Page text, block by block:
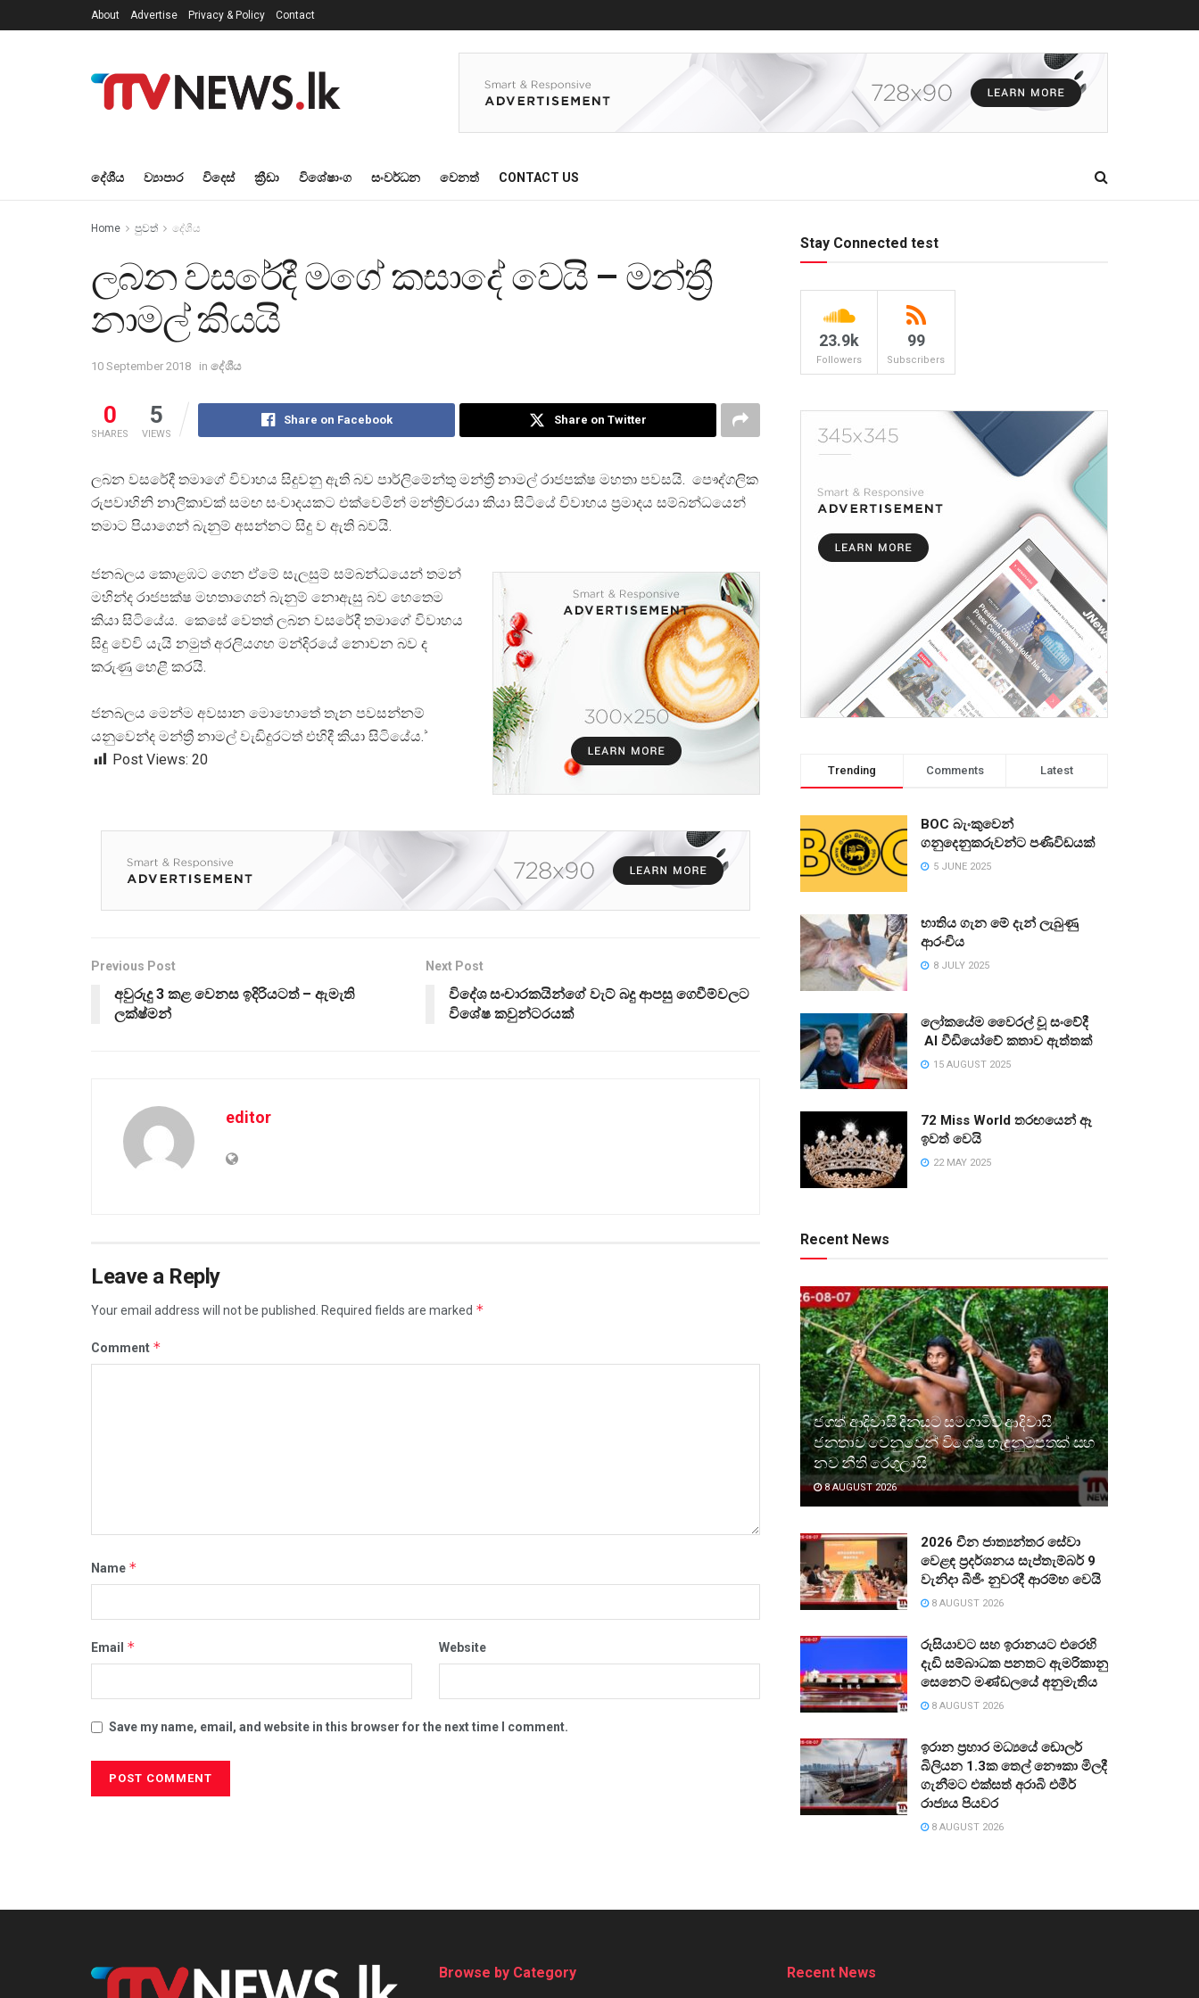
About Advertise Privacy & Policy Contact
දේශීය ව්‍යාපාර විදෙස් ක්‍රීඩා විශේෂාංග සංවර්ධන වෙනත් CONTACT US
Home පුවත් දේශීය
ලබන වසරේදී මගේ කසාදේ වෙයි – මන්ත්‍රී
නාමල් කියයි
10 September 2018 in දේශීය
0
SHARES
5
VIEWS
Share on Facebook Share on Twitter
ලබන වසරේදී තමාගේ විවාහය සිදුවනු ඇති බව පාර්ලිමේන්තු මන්ත්‍රී නාමල් රාජපක්ෂ මහතා පවසයි. පෞද්ගලික
රුපවාහිනි නාලිකාවක් සමඟ සංවාදයකට එක්වෙමින් මන්ත්‍රිවරයා කියා සිටියේ විවාහය ප්‍රමාදය සම්බන්ධයෙන්
තමාට පියාගෙන් බැනුම් අසන්නට සිදු ව ඇති බවයි.
ජනබලය කොළඹට ගෙන ඒමේ සැලසුම් සම්බන්ධයෙන් තමන්
මහින්ද රාජපක්ෂ මහතාගෙන් බැනුම් නොඇසු බව හෙතෙම
කියා සිටියේය. කෙසේ වෙතත් ලබන වසරේදී තමාගේ විවාහය
සිදු වේවි යැයි නමුත් අරලියගහ මන්දිරයේ නොවන බව ද
කරුණු හෙළී කරයි.
ජනබලය මෙන්ම අවසාන මොහොතේ තැන පවසන්නම්
යනුවෙන්ද මන්ත්‍රී නාමල් වැඩිදුරටත් එහිදී කියා සිටියේය. ්
Post Views: 20
Previous Post
අවුරුදු 3 කළ වෙනස ඉදිරියටත් – ඇමැති
ලක්ෂ්මන්
Next Post
විදේශ සංචාරකයින්ගේ වැට් බදු ආපසු ගෙවීම්වලට
විශේෂ කවුන්ටරයක්
editor
Leave a Reply
Your email address will not be published. Required fields are marked *
Comment *
Name *
Email * Website
Save my name, email, and website in this browser for the next time I comment.
Stay Connected test
23.9k
Followers
99
Subscribers
Trending Comments Latest
BOC බැංකුවෙන්
ගනුදෙනුකරුවන්ට පණිවිඩයක්
5 JUNE 2025
භාතිය ගැන මේ දැන් ලැබුණු
ආරංචිය
8 JULY 2025
ලෝකයේම වෛරල් වූ සංවේදී
AI වීඩියෝවේ කතාව ඇත්තක්
15 AUGUST 2025
72 Miss World තරඟයෙන් ඈ
ඉවත් වෙයි
22 MAY 2025
Recent News
ජගත් ආදිවාසි දිනයට සමගාමීව ආදිවාසී
ජනතාව වෙනුවෙන් විශේෂ හැඳුනුම්පතක් සහ
නව නීති රෙගුලාසි
8 AUGUST 2026
2026 චීන ජාත්‍යන්තර සේවා
වෙළඳ ප්‍රදර්ශනය සැප්තැම්බර් 9
වැනිදා බීජිං නුවරදී ආරම්භ වෙයි
8 AUGUST 2026
රුසියාවට සහ ඉරානයට එරෙහි
දැඩි සම්බාධක පනතට ඇමරිකානු
සෙනෙට් මණ්ඩලයේ අනුමැතිය
8 AUGUST 2026
ඉරාන ප්‍රහාර මධ්‍යයේ ඩොලර්
බිලියන 1.3ක තෙල් නෞකා මිලදී
ගැනීමට එක්සත් අරාබි එමීර්
රාජ්‍යය පියවර
8 AUGUST 2026
Browse by Category Recent News